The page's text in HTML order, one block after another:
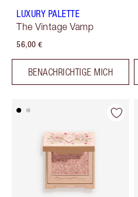
LUXURY PALETTE
The Vintage Vamp
56,00 €
BENACHRICHTIGE MICH